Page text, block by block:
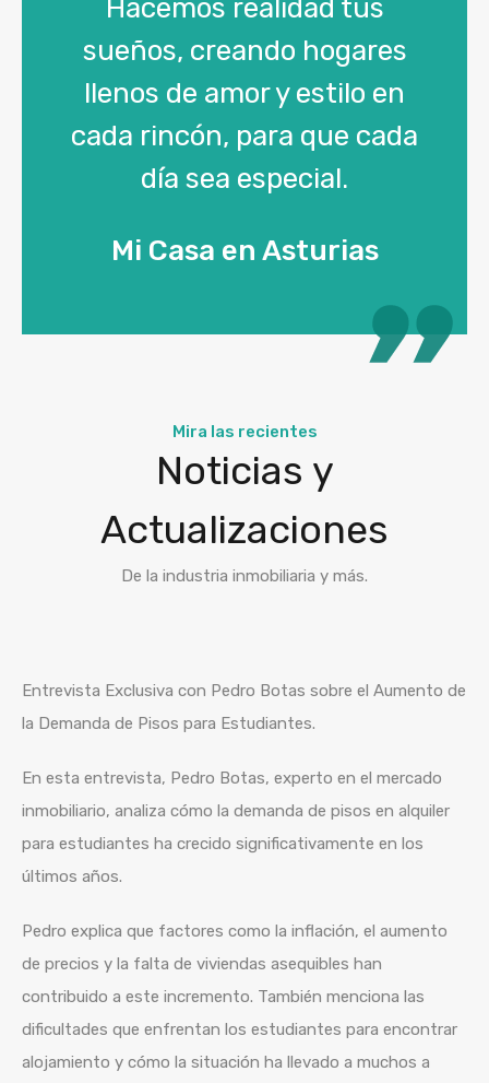
Hacemos realidad tus
sueños, creando hogares
llenos de amor y estilo en
cada rincón, para que cada
día sea especial.
Mi Casa en Asturias
Mira las recientes
Noticias y
Actualizaciones
De la industria inmobiliaria y más.
Entrevista Exclusiva con Pedro Botas sobre el Aumento de
la Demanda de Pisos para Estudiantes.
En esta entrevista, Pedro Botas, experto en el mercado
inmobiliario, analiza cómo la demanda de pisos en alquiler
para estudiantes ha crecido significativamente en los
últimos años.
Pedro explica que factores como la inflación, el aumento
de precios y la falta de viviendas asequibles han
contribuido a este incremento. También menciona las
dificultades que enfrentan los estudiantes para encontrar
alojamiento y cómo la situación ha llevado a muchos a